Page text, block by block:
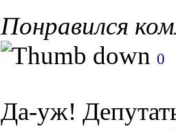
Понравился
0
Да-уж!